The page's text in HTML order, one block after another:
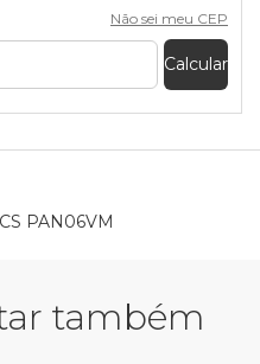
Não sei meu CEP
Calcular
PAN06VM
também